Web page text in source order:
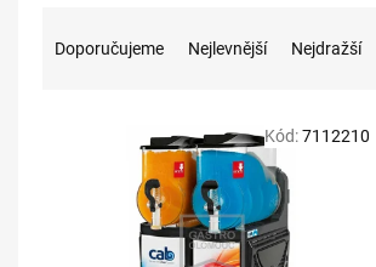
Doporučujeme Nejlevnější Nejdražší
Kód:7112210